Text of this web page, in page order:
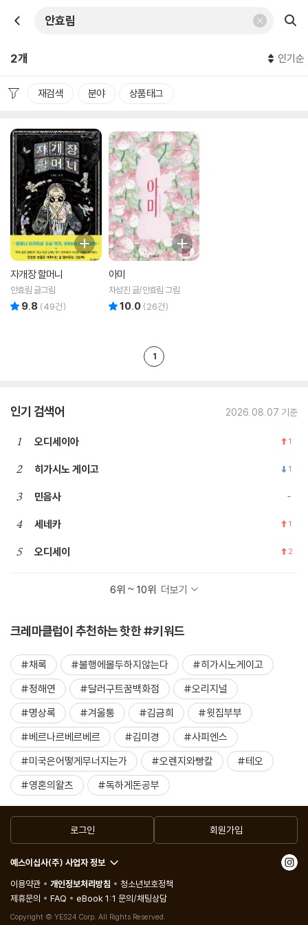
2개 인기순
재검색 분야 상품태그
자개장 할머니
안효림 글그림
9.8 (49건)
아미
차성진 글/안효림 그림
10.0 (26건)
1
인기 검색어 2026.08.07 기준
1 오디세이아 1
2 히가시노 게이고 1
3 민음사
4 세네카 1
5 오디세이 2
6위 ~ 10위 더보기
크레마클럽이 추천하는 핫한 #키워드
#채록 #불행에몰두하지않는다
#히가시노게이고
#정해연
#달러구트꿈백화점
#오리지널
#명상록
#겨울통 #김금희
#윗집부부
#베르나르베르베르
#김미경
#사피엔스
#미국은어떻게무너지는가
#오렌지와빵칼
#테오
#영혼의왈츠
#독하게돈공부
로그인 회원가입
예스이십사(주) 사업자 정보
이용약관
개인정보처리방침
청소년보호정책
제휴문의
FAQ eBook 1:1 문의/채팅상담
Copyright © YES24 Corp. All Rights Reserved.